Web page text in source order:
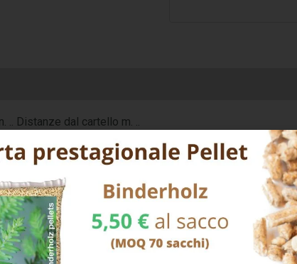
.. Distanze dal cartello m. ..